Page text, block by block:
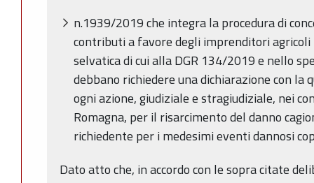
n.1939/2019 che integra la procedura di
contributi a favore degli imprenditori
selvatica di cui alla DGR 134/2019 e nello
debbano richiedere una dichiarazione con la
ogni azione, giudiziale e stragiudiziale, nei
Romagna, per il risarcimento del danno
richiedente per i medesimi eventi dannosi
Dato atto che, in accordo con le sopra citate